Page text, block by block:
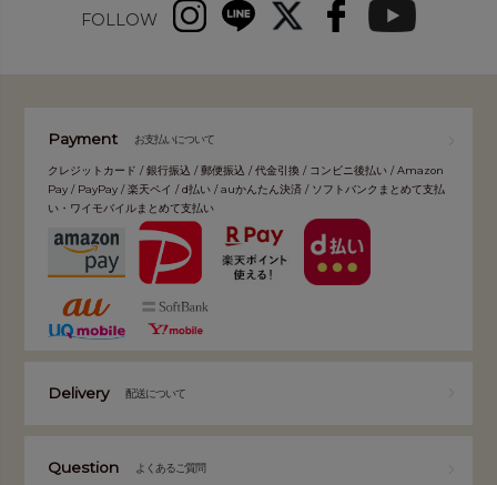
FOLLOW
Payment お支払いについて
クレジットカード / 銀行振込 / 郵便振込 / 代金引換 / コンビニ後払い / Amazon
Pay / PayPay / 楽天ペイ / d払い / auかんたん決済 / ソフトバンクまとめて支払
い・ワイモバイルまとめて支払い
Delivery 配送について
Question よくあるご質問